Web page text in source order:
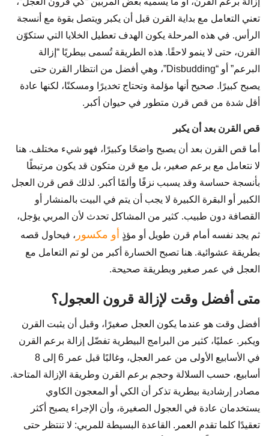
تعني التعامل مع بداية القرن قبل أن يكبر ويتصل بقوة مع أنسجة
الرأس. في هذه المرحلة يكون الهدف تعطيل الخلايا التي ستكوّن
القرن، حتى لا ينمو لاحقًا. هذه الطريقة تُسمى بيطريًا “إزالة
البرعم” أو “Disbudding”، وهي أفضل من انتظار القرن حتى
يصبح كبيرًا. صحيح أنها مؤلمة وتحتاج تخديرًا ومسكنًا، لكنها عادة
أقل شدة من قص قرن متطور في حيوان أكبر.
قص القرن بعد أن يكبر
أما قص القرن بعد أن يصبح واضحًا وكبيرًا، فهو شيء مختلف. هنا
لا نتعامل مع برعم صغير، بل مع قرن متكون قد يكون مرتبطًا
بأنسجة حساسة وقد يسبب نزفًا وألمًا أكبر. لذلك قص قرن العجل
الكبير أو البقرة الكبيرة لا يجب أن يتم في البيت بالمنشار أو
القصافة دون طبيب. كثير من المشاكل تحدث لأن المربي يؤجل،
ثم يجد نفسه أمام قرن طويل أو مؤذٍ
أو مكسور ، فيحاول قصه
بطريقة عشوائية. هنا تصبح الخسارة أكبر من لو تم التعامل مع
العجل في عمر صغير وبطريقة صحيحة.
متى أفضل وقت لإزالة قرون العجول؟
أفضل وقت هو عندما يكون العجل صغيرًا، وقبل أن يثبت القرن
ويكبر. عمليًا، كثير من البرامج البيطرية تفضّل إزالة برعم القرن
في الأسابيع الأولى من عمر العجل، وغالبًا قبل عمر 6 إلى 8
أسابيع، حسب السلالة وحجم برعم القرن وطريقة الإزالة المتاحة.
مصادر إرشادية بيطرية تذكر أن الكي أو المعجون الكاوي
يستخدمان عادة في العجول الصغيرة، وأن الإجراء يصبح أكثر
تعقيدًا كلما تقدم العمر. القاعدة البسيطة للمربي: لا تنتظر حتى